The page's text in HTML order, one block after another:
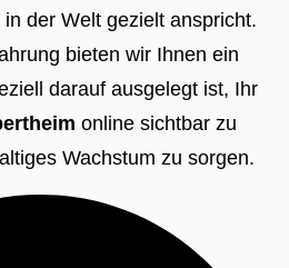
der Welt gezielt anspricht.
bieten wir Ihnen ein
darauf ausgelegt ist, Ihr
online sichtbar zu
Wachstum zu sorgen.